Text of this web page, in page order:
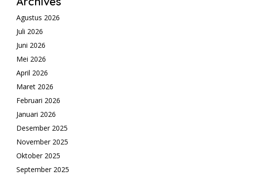
Agustus 2026
Juli 2026
Juni 2026
Mei 2026
April 2026
Maret 2026
Februari 2026
Januari 2026
Desember 2025
November 2025
Oktober 2025
September 2025